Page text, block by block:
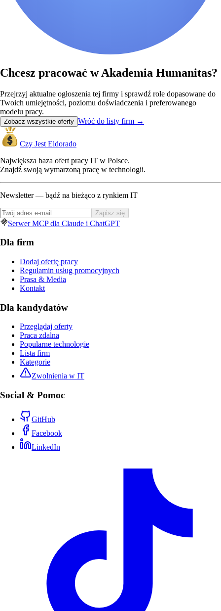
Chcesz pracować w Akademia Humanitas?
Przejrzyj aktualne ogłoszenia tej firmy i sprawdź role dopasowane do
Twoich umiejętności, poziomu doświadczenia i preferowanego
modelu pracy.
Zobacz wszystkie oferty Wróć do listy firm →
Czy Jest Eldorado
Największa baza ofert pracy IT w Polsce.
Znajdź swoją wymarzoną pracę w technologii.
Newsletter — bądź na bieżąco z rynkiem IT
Zapisz się
Serwer MCP dla Claude i ChatGPT
Dla firm
Dodaj ofertę pracy
Regulamin usług promocyjnych
Prasa & Media
Kontakt
Dla kandydatów
Przeglądaj oferty
Praca zdalna
Popularne technologie
Lista firm
Kategorie
Zwolnienia w IT
Social & Pomoc
GitHub
Facebook
LinkedIn